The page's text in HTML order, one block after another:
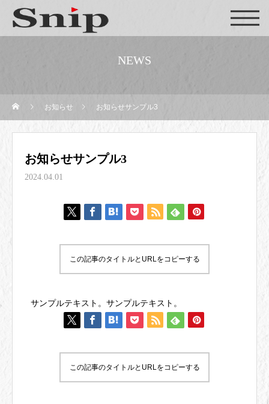
NEWS
お知らせ お知らせサンプル3
お知らせサンプル3
2024.04.01
この記事のタイトルとURLをコピーする
サンプルテキスト。サンプルテキスト。
この記事のタイトルとURLをコピーする